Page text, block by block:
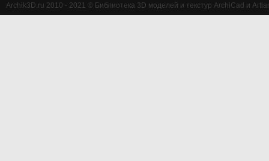
Archik3D.ru 2010 - 2021 © Библиотека 3D моделей и текстур ArchiCad и